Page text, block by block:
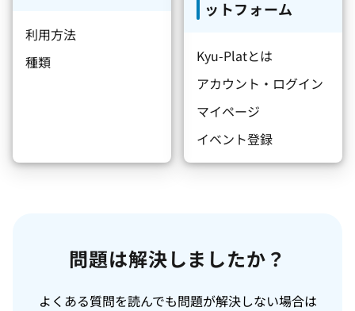
利用方法
種類
ットフォーム
Kyu-Platとは
アカウント・ログイン
マイページ
イベント登録
問題は解決しましたか？
よくある質問を読んでも問題が解決しない場合は